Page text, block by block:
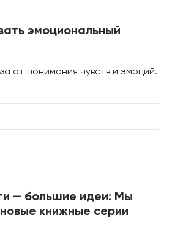
эмоциональный
от понимания чувств и эмоций.
— большие идеи: Мы
книжные серии